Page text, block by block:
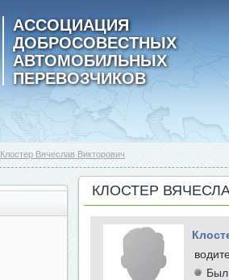
АССОЦИАЦИЯ
ДОБРОСОВЕСТНЫХ
АВТОМОБИЛЬНЫХ
ПЕРЕВОЗЧИКОВ
Клостер Вячеслав Викторович
КЛОСТЕР
Был